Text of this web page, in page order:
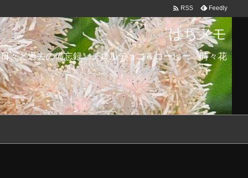
はちメモ
日々と過去の備忘録 チロルチョコ＆コーヒー 時々花
 RSS Feedly